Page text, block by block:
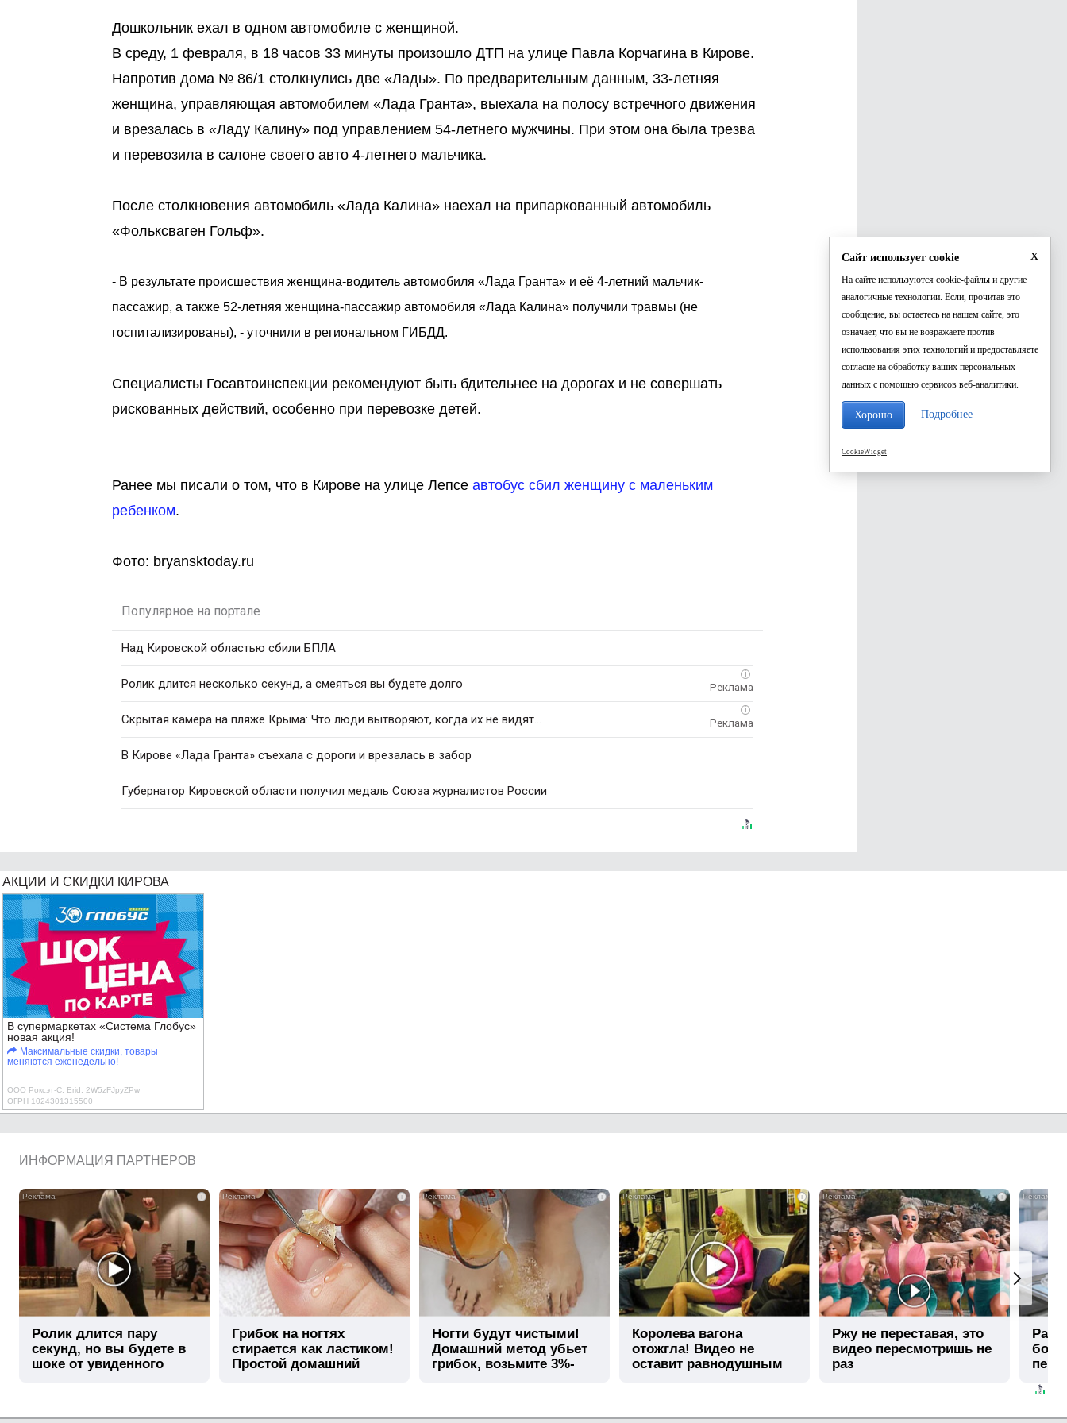
Дошкольник ехал в одном автомобиле с женщиной.
В среду, 1 февраля, в 18 часов 33 минуты произошло ДТП на улице Павла Корчагина в Кирове.
Напротив дома № 86/1 столкнулись две «Лады». По предварительным данным, 33-летняя
женщина, управляющая автомобилем «Лада Гранта», выехала на полосу встречного движения
и врезалась в «Ладу Калину» под управлением 54-летнего мужчины. При этом она была трезва
и перевозила в салоне своего авто 4-летнего мальчика.
После столкновения автомобиль «Лада Калина» наехал на припаркованный автомобиль
«Фольксваген Гольф».
- В результате происшествия женщина-водитель автомобиля «Лада Гранта» и её 4-летний мальчик-
пассажир, а также 52-летняя женщина-пассажир автомобиля «Лада Калина» получили травмы (не
госпитализированы), - уточнили в региональном ГИБДД.
Специалисты Госавтоинспекции рекомендуют быть бдительнее на дорогах и не совершать
рискованных действий, особенно при перевозке детей.
Ранее мы писали о том, что в Кирове на улице Лепсе автобус сбил женщину с маленьким
ребенком.
Фото: bryansktoday.ru
Популярное на портале
Над Кировской областью сбили БПЛА
i
Ролик длится несколько секунд, а смеяться вы будете долго
i
Скрытая камера на пляже Крыма: Что люди вытворяют, когда их не видят...
В Кирове «Лада Гранта» съехала с дороги и врезалась в забор
Губернатор Кировской области получил медаль Союза журналистов России
АКЦИИ И СКИДКИ КИРОВА
В супермаркетах «Система Глобус»
новая акция!
Максимальные скидки, товары
меняются еженедельно!
ООО Роксэт-С, Erid: 2W5zFJpyZPw
ОГРН 1024301315500
ИНФОРМАЦИЯ ПАРТНЕРОВ
i
Ролик длится пару
секунд, но вы будете в
шоке от увиденного
i
Грибок на ногтях
стирается как ластиком!
Простой домашний
i
Ногти будут чистыми!
Домашний метод убьет
грибок, возьмите 3%-
i
Королева вагона
отожгла! Видео не
оставит равнодушным
i
Ржу не переставая, это
видео пересмотришь не
раз
Рак
x
Сайт использует cookie
На сайте используются cookie-файлы и другие
аналогичные технологии. Если, прочитав это
сообщение, вы остаетесь на нашем сайте, это
означает, что вы не возражаете против
использования этих технологий и предоставляете
согласие на обработку ваших персональных
данных с помощью сервисов веб-аналитики.
Хорошо Подробнее
CookieWidget